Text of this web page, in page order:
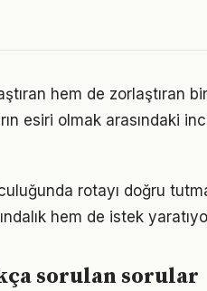
hem de zorlaştıran
esiri olmak arasındaki
rotayı doğru
hem de istek
sorulan sorular